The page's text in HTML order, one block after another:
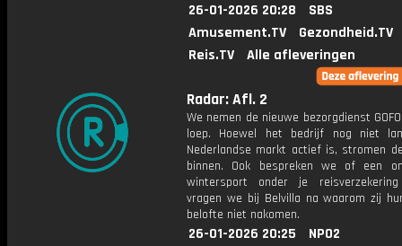
26-01-2026 20:28
SBS
Amusement.TV
Gezondheid.TV
Reis.TV
Alle afleveringen
Radar: Afl. 2
We nemen de nieuwe bezorgdienst
loep. Hoewel het bedrijf nog niet
Nederlandse markt actief is, stromen
binnen. Ook bespreken we of een
wintersport onder je
vragen we bij Belvilla na waarom zij
belofte niet nakomen.
26-01-2026 20:25
NPO2